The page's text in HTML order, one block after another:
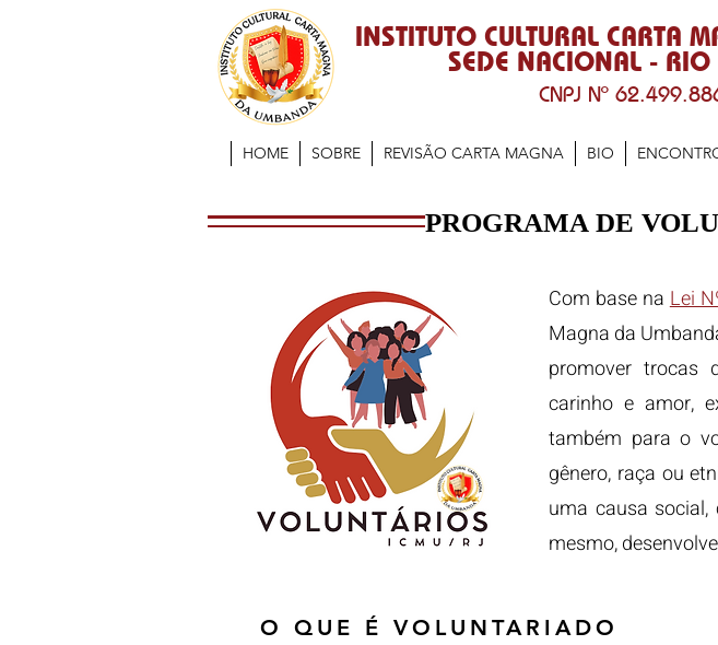
INSTITUTO CULTURAL CARTA
SEDE NACIONAL -
CNPJ Nº
HOME SOBRE REVISÃO CARTA MAGNA BIO
PROGRAMA DE
Com base naLei
Magna da
promover trocas
carinho e amor,
também para o
gênero, raça ou
uma causa
mesmo,
O QUE É VOLUNTARIADO